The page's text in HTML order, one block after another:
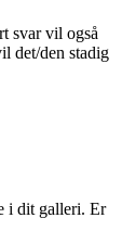
svar vil også
det/den stadig
i dit galleri. Er